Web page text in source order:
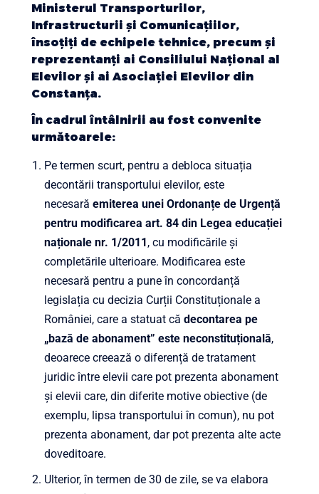
Ministerul Transporturilor,
Infrastructurii și Comunicațiilor,
însoțiți de echipele tehnice, precum și
reprezentanți ai Consiliului Național al
Elevilor și ai Asociației Elevilor din
Constanța.
În cadrul întâlnirii au fost convenite
următoarele:
Pe termen scurt, pentru a debloca situația
decontării transportului elevilor, este
necesară emiterea unei Ordonanțe de Urgență
pentru modificarea art. 84 din Legea educației
naționale nr. 1/2011, cu modificările și
completările ulterioare. Modificarea este
necesară pentru a pune în concordanță
legislația cu decizia Curții Constituționale a
României, care a statuat că decontarea pe
„bază de abonament” este neconstituțională,
deoarece creează o diferență de tratament
juridic între elevii care pot prezenta abonament
și elevii care, din diferite motive obiective (de
exemplu, lipsa transportului în comun), nu pot
prezenta abonament, dar pot prezenta alte acte
doveditoare.
Ulterior, în termen de 30 de zile, se va elabora